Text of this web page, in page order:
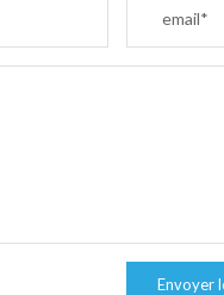
email*
Envoyer